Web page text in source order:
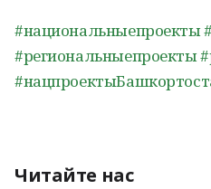
#национальныепроекты
#региональныепроекты
Читайте нас